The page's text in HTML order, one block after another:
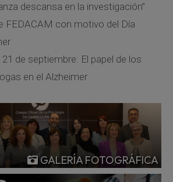
descansa en la investigación”
FEDACAM con motivo del Día
de septiembre: El papel de los
en el Alzheimer
GALERÍA FOTOGRÁFICA